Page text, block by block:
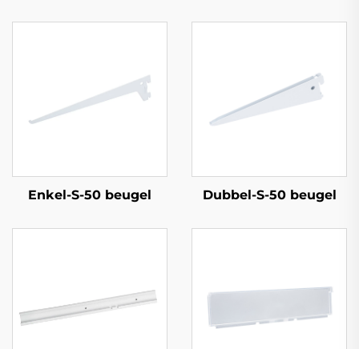
Enkel-S-50 beugel Dubbel-S-50 beugel